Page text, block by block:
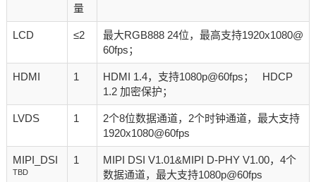
量
LCD ≤2
最大RGB888 24位，最高支持1920x1080@
60fps；
HDMI 1
HDMI 1.4，支持1080p@60fps； HDCP
1.2 加密保护；
LVDS 1
2个8位数据通道，2个时钟通道，最大支持
1920x1080@60fps
MIPI_DSI
TBD
1
MIPI DSI V1.01&MIPI D-PHY V1.00，4个
数据通道，最大支持1080p@60fps